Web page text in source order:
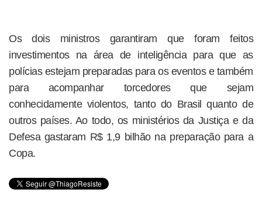
Os dois ministros garantiram que foram feitos
investimentos na área de inteligência para que as
polícias estejam preparadas para os eventos e também
para acompanhar torcedores que sejam
conhecidamente violentos, tanto do Brasil quanto de
outros países. Ao todo, os ministérios da Justiça e da
Defesa gastaram R$ 1,9 bilhão na preparação para a
Copa.